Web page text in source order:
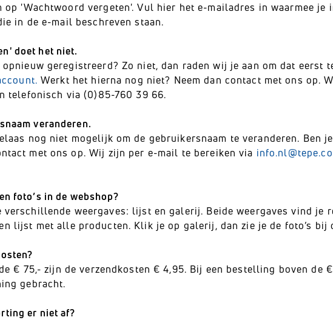
'Wachtwoord vergeten'. Vul hier het e-mailadres in waarmee je
in de e-mail beschreven staan.
doet het niet.
geregistreerd? Zo niet, dan raden wij je aan om dat eerst
Werkt het hierna nog niet? Neem dan contact met ons op.
telefonisch via (0)85-760 39 66.
veranderen.
nog niet mogelijk om de gebruikersnaam te veranderen. Ben
met ons op. Wij zijn per e-mail te bereiken via
foto’s in de webshop?
verschillende weergaves: lijst en galerij. Beide weergaves vind je
lijst met alle producten. Klik je op galerij, dan zie je de foto’s bij
€ 75,- zijn de verzendkosten € 4,95. Bij een bestelling boven de
gebracht.
er niet af?